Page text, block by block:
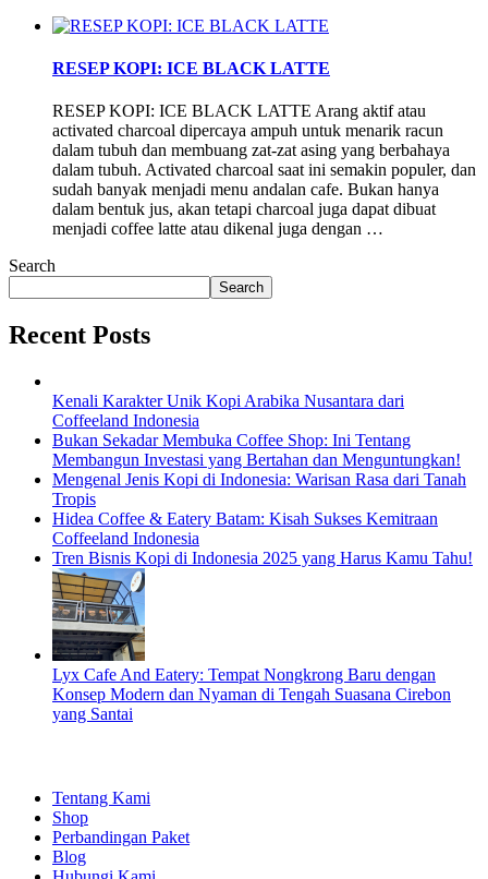
RESEP KOPI: ICE BLACK LATTE
RESEP KOPI: ICE BLACK LATTE Arang aktif atau
activated charcoal dipercaya ampuh untuk menarik racun
dalam tubuh dan membuang zat-zat asing yang berbahaya
dalam tubuh. Activated charcoal saat ini semakin populer, dan
sudah banyak menjadi menu andalan cafe. Bukan hanya
dalam bentuk jus, akan tetapi charcoal juga dapat dibuat
menjadi coffee latte atau dikenal juga dengan …
Search
Search
Recent Posts
Kenali Karakter Unik Kopi Arabika Nusantara dari
Coffeeland Indonesia
Bukan Sekadar Membuka Coffee Shop: Ini Tentang
Membangun Investasi yang Bertahan dan Menguntungkan!
Mengenal Jenis Kopi di Indonesia: Warisan Rasa dari Tanah
Tropis
Hidea Coffee & Eatery Batam: Kisah Sukses Kemitraan
Coffeeland Indonesia
Tren Bisnis Kopi di Indonesia 2025 yang Harus Kamu Tahu!
Lyx Cafe And Eatery: Tempat Nongkrong Baru dengan
Konsep Modern dan Nyaman di Tengah Suasana Cirebon
yang Santai
Tentang Kami
Shop
Perbandingan Paket
Blog